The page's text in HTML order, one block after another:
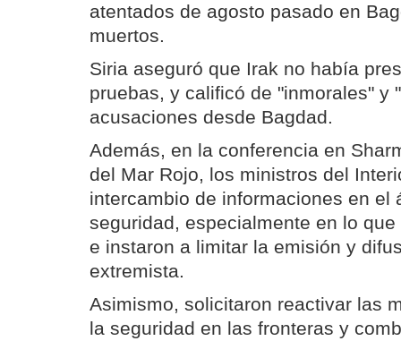
atentados de agosto pasado en
muertos.
Siria aseguró que Irak no había
pruebas, y calificó de "inmorales" y
acusaciones desde Bagdad.
Además, en la conferencia en
del Mar Rojo, los ministros del
intercambio de informaciones en el
seguridad, especialmente en lo
e instaron a limitar la emisión y
extremista.
Asimismo, solicitaron reactivar las
la seguridad en las fronteras y